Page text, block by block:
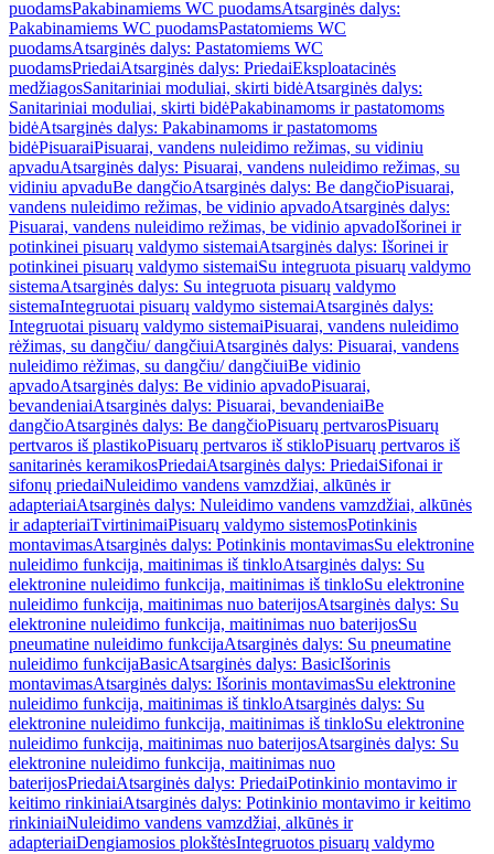
puodamsPakabinamiems WC puodamsAtsarginės dalys:
Pakabinamiems WC puodamsPastatomiems WC
puodamsAtsarginės dalys: Pastatomiems WC
puodamsPriedaiAtsarginės dalys: PriedaiEksploatacinės
medžiagosSanitariniai moduliai, skirti bidėAtsarginės dalys:
Sanitariniai moduliai, skirti bidėPakabinamoms ir pastatomoms
bidėAtsarginės dalys: Pakabinamoms ir pastatomoms
bidėPisuaraiPisuarai, vandens nuleidimo režimas, su vidiniu
apvaduAtsarginės dalys: Pisuarai, vandens nuleidimo režimas, su
vidiniu apvaduBe dangčioAtsarginės dalys: Be dangčioPisuarai,
vandens nuleidimo režimas, be vidinio apvadoAtsarginės dalys:
Pisuarai, vandens nuleidimo režimas, be vidinio apvadoIšorinei ir
potinkinei pisuarų valdymo sistemaiAtsarginės dalys: Išorinei ir
potinkinei pisuarų valdymo sistemaiSu integruota pisuarų valdymo
sistemaAtsarginės dalys: Su integruota pisuarų valdymo
sistemaIntegruotai pisuarų valdymo sistemaiAtsarginės dalys:
Integruotai pisuarų valdymo sistemaiPisuarai, vandens nuleidimo
rėžimas, su dangčiu/ dangčiuiAtsarginės dalys: Pisuarai, vandens
nuleidimo rėžimas, su dangčiu/ dangčiuiBe vidinio
apvadoAtsarginės dalys: Be vidinio apvadoPisuarai,
bevandeniaiAtsarginės dalys: Pisuarai, bevandeniaiBe
dangčioAtsarginės dalys: Be dangčioPisuarų pertvarosPisuarų
pertvaros iš plastikoPisuarų pertvaros iš stikloPisuarų pertvaros iš
sanitarinės keramikosPriedaiAtsarginės dalys: PriedaiSifonai ir
sifonų priedaiNuleidimo vandens vamzdžiai, alkūnės ir
adapteriaiAtsarginės dalys: Nuleidimo vandens vamzdžiai, alkūnės
ir adapteriaiTvirtinimaiPisuarų valdymo sistemosPotinkinis
montavimasAtsarginės dalys: Potinkinis montavimasSu elektronine
nuleidimo funkcija, maitinimas iš tinkloAtsarginės dalys: Su
elektronine nuleidimo funkcija, maitinimas iš tinkloSu elektronine
nuleidimo funkcija, maitinimas nuo baterijosAtsarginės dalys: Su
elektronine nuleidimo funkcija, maitinimas nuo baterijosSu
pneumatine nuleidimo funkcijaAtsarginės dalys: Su pneumatine
nuleidimo funkcijaBasicAtsarginės dalys: BasicIšorinis
montavimasAtsarginės dalys: Išorinis montavimasSu elektronine
nuleidimo funkcija, maitinimas iš tinkloAtsarginės dalys: Su
elektronine nuleidimo funkcija, maitinimas iš tinkloSu elektronine
nuleidimo funkcija, maitinimas nuo baterijosAtsarginės dalys: Su
elektronine nuleidimo funkcija, maitinimas nuo
baterijosPriedaiAtsarginės dalys: PriedaiPotinkinio montavimo ir
keitimo rinkiniaiAtsarginės dalys: Potinkinio montavimo ir keitimo
rinkiniaiNuleidimo vandens vamzdžiai, alkūnės ir
adapteriaiDengiamosios plokštėsIntegruotos pisuarų valdymo